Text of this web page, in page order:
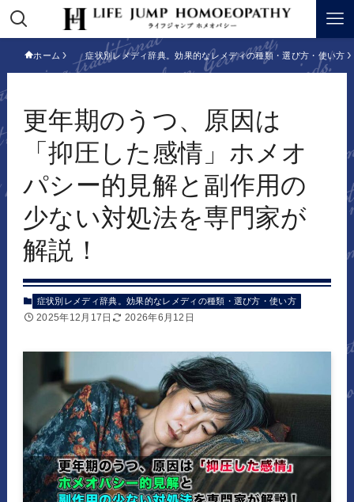
ホーム 症状別レメディ辞典。効果的なレメディの種類・選び方・使い方
更年期のうつ、原因は
「抑圧した感情」ホメオ
パシー的見解と副作用の
少ない対処法を専門家が
解説！
症状別レメディ辞典。効果的なレメディの種類・選び方・使い方
2025年12月17日 2026年6月12日